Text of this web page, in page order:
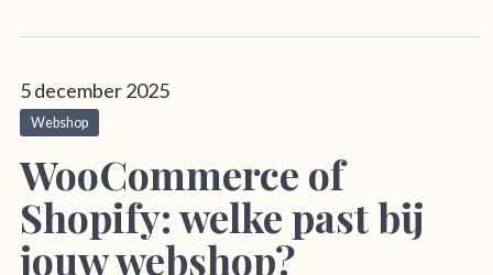
5 december 2025
Webshop
WooCommerce of
Shopify: welke past bij
jouw webshop?